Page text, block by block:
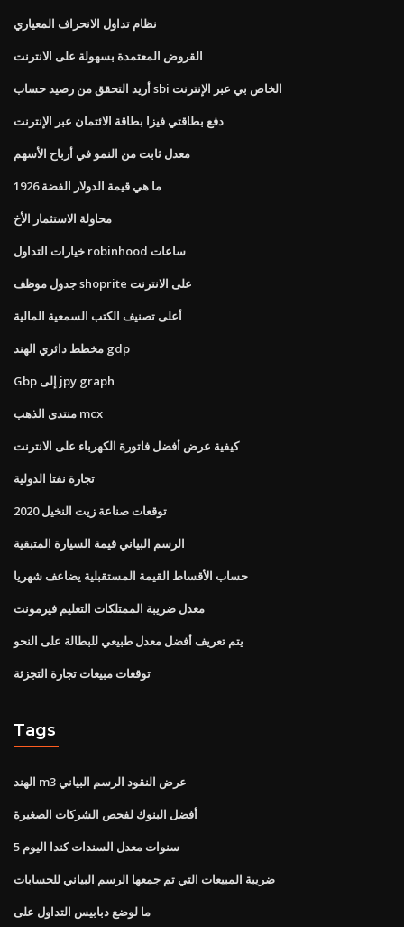
نظام تداول الانحراف المعياري
القروض المعتمدة بسهولة على الانترنت
أريد التحقق من رصيد حساب sbi الخاص بي عبر الإنترنت
دفع بطاقتي فيزا بطاقة الائتمان عبر الإنترنت
معدل ثابت من النمو في أرباح الأسهم
ما هي قيمة الدولار الفضة 1926
محاولة الاستثمار الأخ
خيارات التداول robinhood ساعات
جدول موظف shoprite على الانترنت
أعلى تصنيف الكتب السمعية المالية
مخطط دائري الهند gdp
Gbp إلى jpy graph
منتدى الذهب mcx
كيفية عرض أفضل فاتورة الكهرباء على الانترنت
تجارة نفتا الدولية
توقعات صناعة زيت النخيل 2020
الرسم البياني قيمة السيارة المتبقية
حساب الأقساط القيمة المستقبلية يضاعف شهريا
معدل ضريبة الممتلكات التعليم فيرمونت
يتم تعريف أفضل معدل طبيعي للبطالة على النحو
توقعات مبيعات تجارة التجزئة
Tags
الهند m3 عرض النقود الرسم البياني
أفضل البنوك لفحص الشركات الصغيرة
5 سنوات معدل السندات كندا اليوم
ضريبة المبيعات التي تم جمعها الرسم البياني للحسابات
ما لوضع دبابيس التداول على